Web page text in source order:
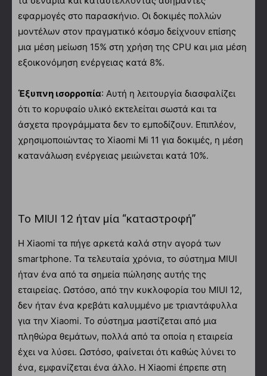
εφαρμογές στο παρασκήνιο. Οι δοκιμές πολλών
μοντέλων στον πραγματικό κόσμο δείχνουν επίσης
μια μέση μείωση 15% στη χρήση της CPU και μια μέση
εξοικονόμηση ενέργειας κατά 8%.
Έξυπνη ισορροπία: Αυτή η λειτουργία διασφαλίζει
ότι το κορυφαίο υλικό εκτελείται σωστά και τα
άσχετα προγράμματα δεν το εμποδίζουν. Επιπλέον,
χρησιμοποιώντας το Xiaomi Mi 11 για δοκιμές, η μέση
κατανάλωση ενέργειας μειώνεται κατά 10%.
Το MIUI 12 ήταν μία “καταστροφή”
Η Xiaomi τα πήγε αρκετά καλά στην αγορά των
smartphone. Τα τελευταία χρόνια, το σύστημα MIUI
ήταν ένα από τα σημεία πώλησης αυτής της
εταιρείας. Ωστόσο, από την κυκλοφορία του MIUI 12,
δεν ήταν ένα κρεβάτι καλυμμένο με τριαντάφυλλα
για την Xiaomi. Το σύστημα μαστίζεται από μια
πληθώρα θεμάτων, πολλά από τα οποία η εταιρεία
έχει να λύσει. Ωστόσο, φαίνεται ότι καθώς λύνει το
ένα, εμφανίζεται ένα άλλο. Η Xiaomi έπρεπε στη